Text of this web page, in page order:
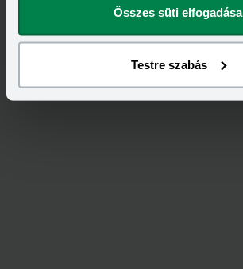
Összes süti elfogadása
Testre szabás
3,67/15